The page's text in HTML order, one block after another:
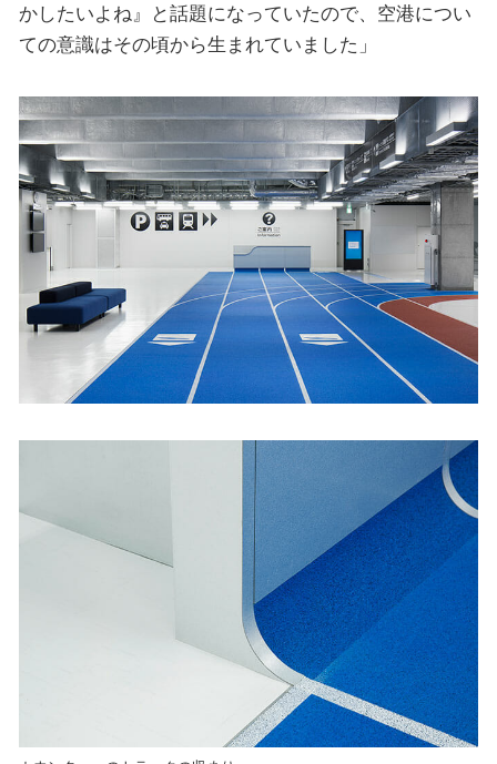
かしたいよね』と話題になっていたので、空港につい
ての意識はその頃から生まれていました」